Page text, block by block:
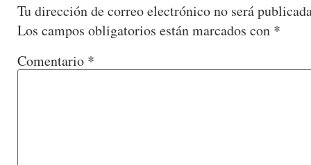
Tu dirección de correo electrónico no será
Los campos obligatorios están marcados con *
Comentario *